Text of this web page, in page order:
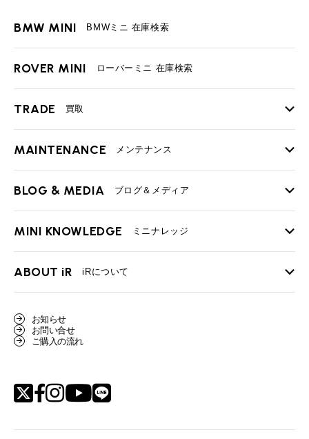
BMW MINI BMWミニ 在庫検索
ROVER MINI ローバーミニ 在庫検索
TRADE 買取
TOP
必要書類
BMWミニ買取査定依頼
ローバーミニ買取査定依頼
MAINTENANCE メンテナンス
TOP
最近の修理実績
BLOG & MEDIA ブログ＆メディア
TOP
User's Voice 購入者様の声
Part's Report
MINI KNOWLEDGE ミニナレッジ
TOP
ローバーミニナレッジ
ABOUT iR iRについて
スタッフ紹介
リクルート
お知らせ
お問い合せ
ご購入の流れ